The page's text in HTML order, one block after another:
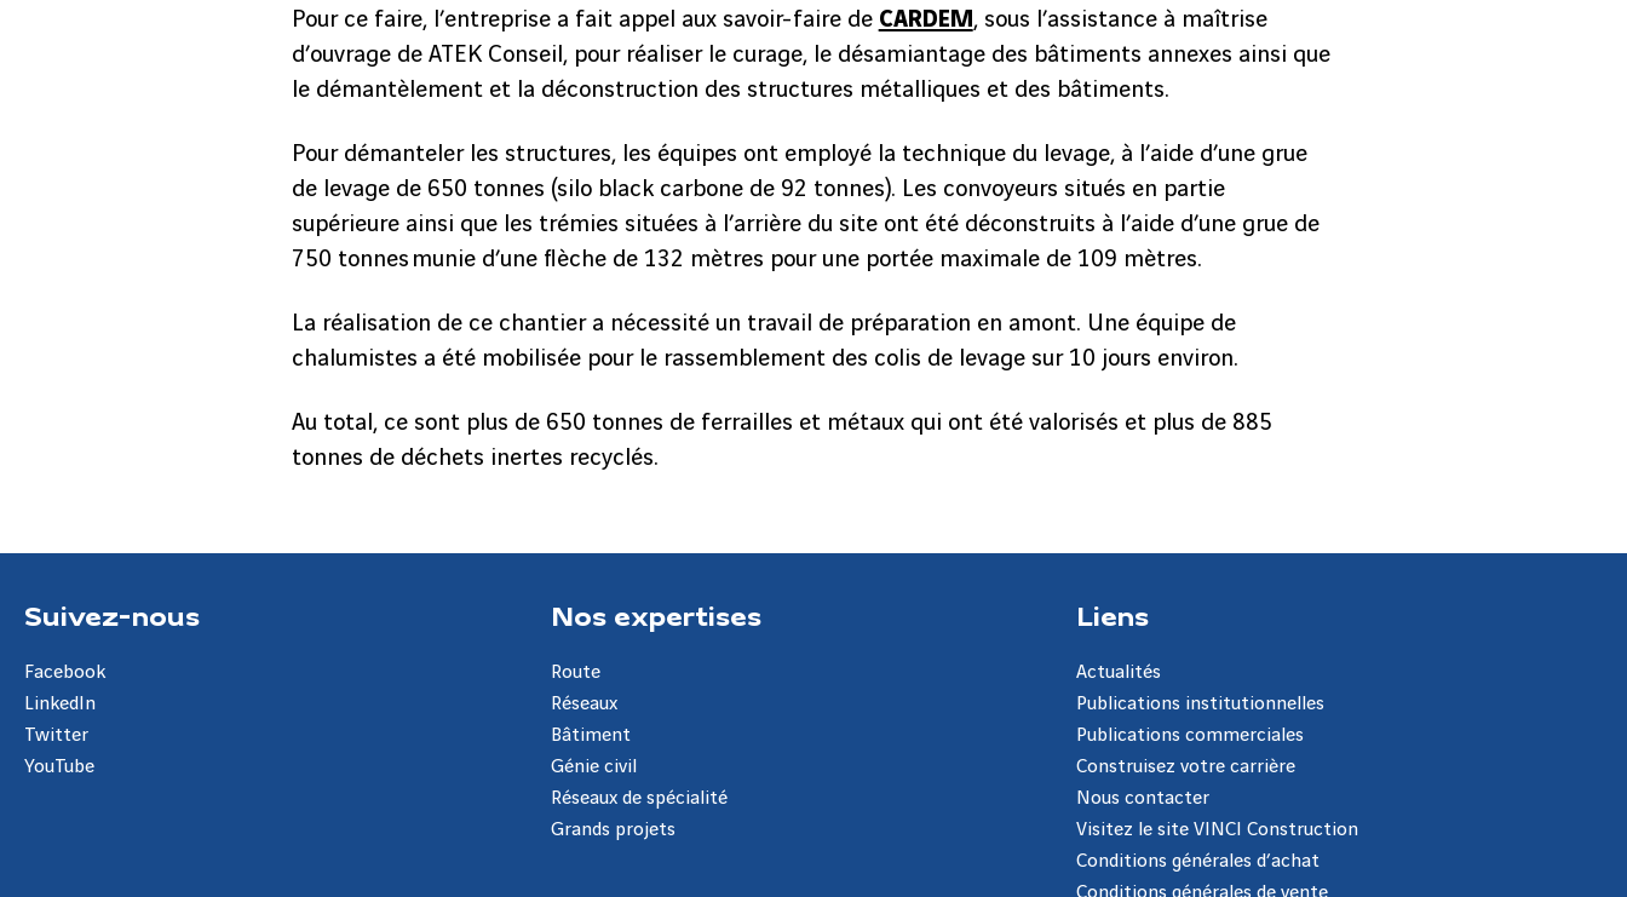
Pour ce faire, l’entreprise a fait appel aux savoir-faire de CARDEM , sous l’assistance à maîtrise
d’ouvrage de ATEK Conseil, pour réaliser le curage, le désamiantage des bâtiments annexes ainsi que
le démantèlement et la déconstruction des structures métalliques et des bâtiments.
Pour démanteler les structures, les équipes ont employé la technique du levage, à l’aide d’une grue
de levage de 650 tonnes (silo black carbone de 92 tonnes). Les convoyeurs situés en partie
supérieure ainsi que les trémies situées à l’arrière du site ont été déconstruits à l’aide d’une grue de
750 tonnes munie d’une flèche de 132 mètres pour une portée maximale de 109 mètres.
La réalisation de ce chantier a nécessité un travail de préparation en amont. Une équipe de
chalumistes a été mobilisée pour le rassemblement des colis de levage sur 10 jours environ.
Au total, ce sont plus de 650 tonnes de ferrailles et métaux qui ont été valorisés et plus de 885
tonnes de déchets inertes recyclés.
Suivez-nous
Facebook
LinkedIn
Twitter
YouTube
Nos expertises
Route
Réseaux
Bâtiment
Génie civil
Réseaux de spécialité
Grands projets
Liens
Actualités
Publications institutionnelles
Publications commerciales
Construisez votre carrière
Nous contacter
Visitez le site VINCI Construction
Conditions générales d’achat
Conditions générales de vente